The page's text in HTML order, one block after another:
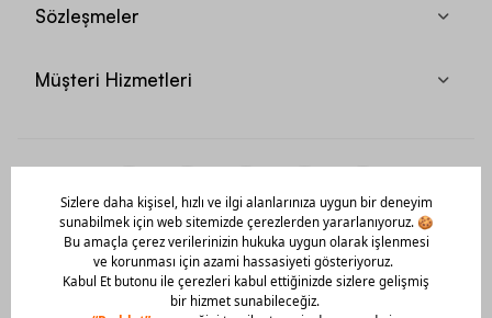
Sözleşmeler
Müşteri Hizmetleri
Mobil Uygulamamızı Hemen İndir!